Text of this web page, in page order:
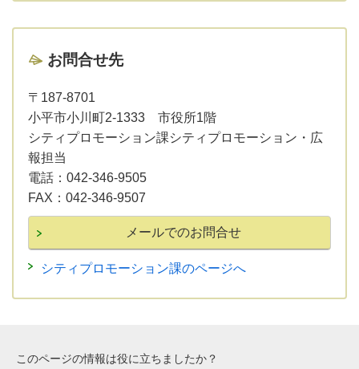
お問合せ先
〒187-8701
小平市小川町2-1333 市役所1階
シティプロモーション課シティプロモーション・広
報担当
電話： 042-346-9505
FAX： 042-346-9507
シティプロモーション課のページへ
このページの情報は役に立ちましたか？